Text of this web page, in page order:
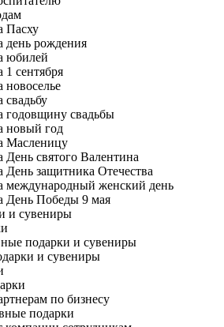
Пасху
день рождения
юбилей
сентября
новоселье
свадьбу
годовщину свадьбы
новый год
Масленицу
День святого Валентина
День защитника Отечества
международный женский день
День Победы 9 мая
и сувениры
подарки и сувениры
и сувениры
по бизнесу
подарки